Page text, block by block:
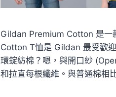
Gildan Premium Cotton 是一
Cotton T恤是 Gildan 最受歡
環錠紡棉？嗯，與開口紗
和拉直每根纖維。與普通棉相